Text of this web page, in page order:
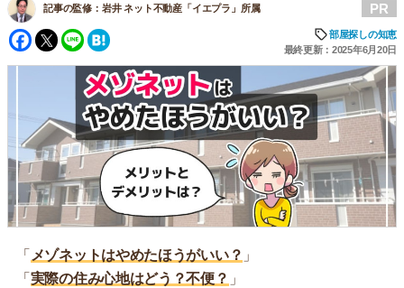
記事の監修： 岩井 ネット不動産「イエプラ」所属
Facebook
Twitter
Line
PR
部屋探しの知恵
最終更新：2025年6月20日
「 メゾネットはやめたほうがいい？ 」
「 実際の住み心地はどう？不便？ 」